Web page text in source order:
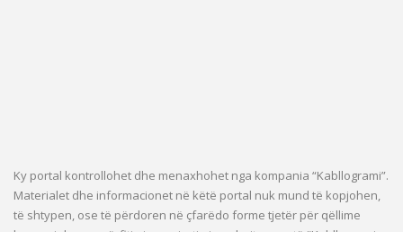
Ky portal kontrollohet dhe menaxhohet nga kompania “Kabllogrami”.
Materialet dhe informacionet në këtë portal nuk mund të kopjohen,
të shtypen, ose të përdoren në çfarëdo forme tjetër për qëllime